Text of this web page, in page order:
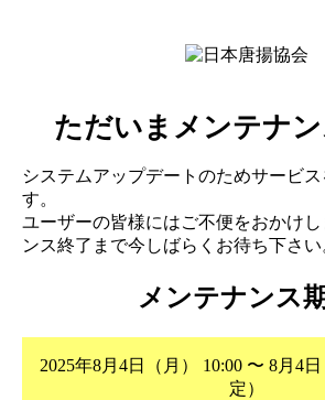
ただいまメンテナ
システムアップデートのためサービス
す。
ユーザーの皆様にはご不便をおかけ
ンス終了まで今しばらくお待ち下さい
メンテナンス
2025年8月4日（月） 10:00 〜 8月4
定）